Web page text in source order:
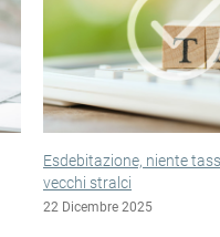
Esclusione incerta per le
in liquidazione controllata
22 Dicembre 2025